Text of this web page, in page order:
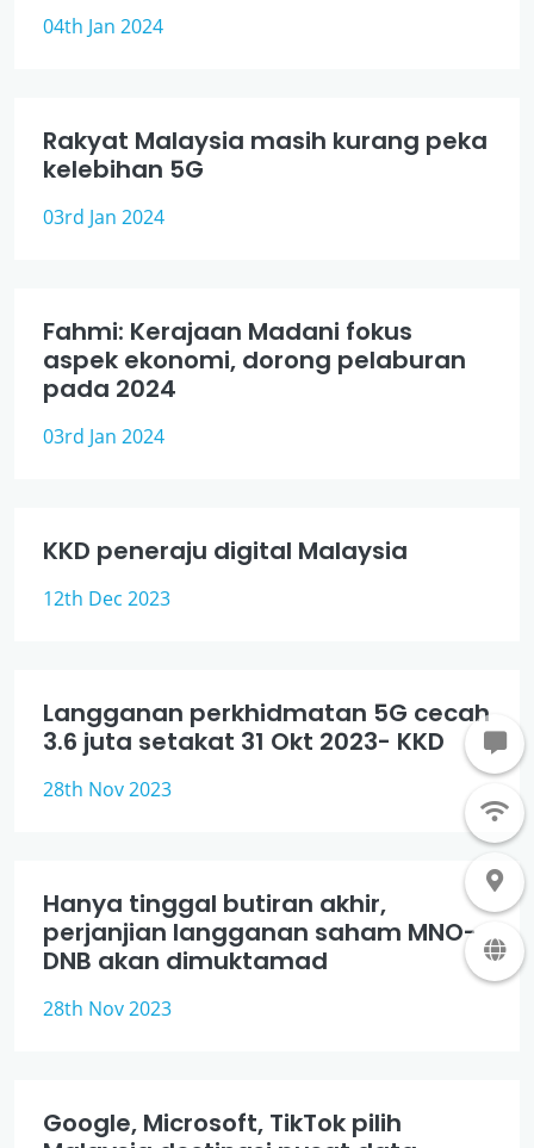
04th Jan 2024
Rakyat Malaysia masih kurang peka
kelebihan 5G
03rd Jan 2024
Fahmi: Kerajaan Madani fokus
aspek ekonomi, dorong pelaburan
pada 2024
03rd Jan 2024
KKD peneraju digital Malaysia
12th Dec 2023
Langganan perkhidmatan 5G cecah
3.6 juta setakat 31 Okt 2023- KKD
28th Nov 2023
Hanya tinggal butiran akhir,
perjanjian langganan saham MNO-
DNB akan dimuktamad
28th Nov 2023
Google, Microsoft, TikTok pilih